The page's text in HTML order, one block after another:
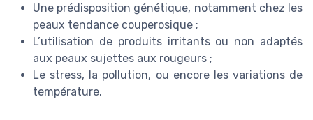
Une prédisposition génétique, notamment chez les
peaux tendance couperosique ;
L’utilisation de produits irritants ou non adaptés
aux peaux sujettes aux rougeurs ;
Le stress, la pollution, ou encore les variations de
température.